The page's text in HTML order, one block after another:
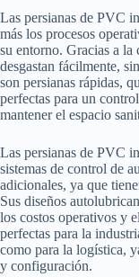
Las persianas de PVC
más los procesos
su entorno. Gracias a la
desgastan fácilmente,
son persianas rápidas,
perfectas para un
mantener el espacio
Las persianas de PVC
sistemas de control de
adicionales, ya que
Sus diseños
los costos operativos y
perfectas para la
como para la logística,
y configuración.